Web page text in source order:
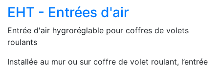
EHT - Entrées d'air
Entrée d'air hygroréglable pour coffres de volets
roulants
Installée au mur ou sur coffre de volet roulant, l’entrée